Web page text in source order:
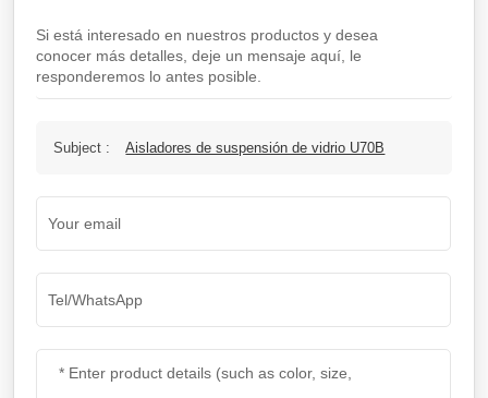
Si está interesado en nuestros productos y desea
conocer más detalles, deje un mensaje aquí, le
responderemos lo antes posible.
Subject : Aisladores de suspensión de vidrio U70B